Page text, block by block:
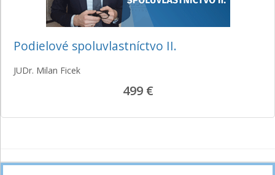
Podielové spoluvlastníctvo II.
JUDr. Milan Ficek
499 €